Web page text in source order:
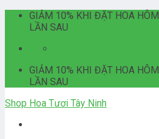
Skip
GIẢM 10% KHI ĐẶT HOA
LẦN SAU
GIẢM 10% KHI ĐẶT HOA
LẦN SAU
Shop Hoa Tươi Tây Ninh